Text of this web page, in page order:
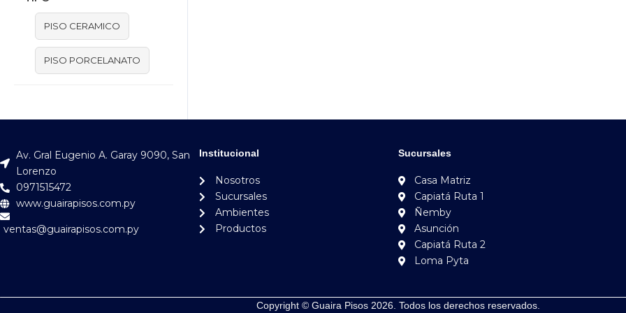
PISO CERAMICO
PISO PORCELANATO
Av. Gral Eugenio A. Garay 9090, San
Lorenzo
0971515472
www.guairapisos.com.py
ventas@guairapisos.com.py
Institucional
Nosotros
Sucursales
Ambientes
Productos
Sucursales
Casa Matriz
Capiatá Ruta 1
Ñemby
Asunción
Capiatá Ruta 2
Loma Pyta
Copyright © Guaira Pisos 2026. Todos los derechos reservados.